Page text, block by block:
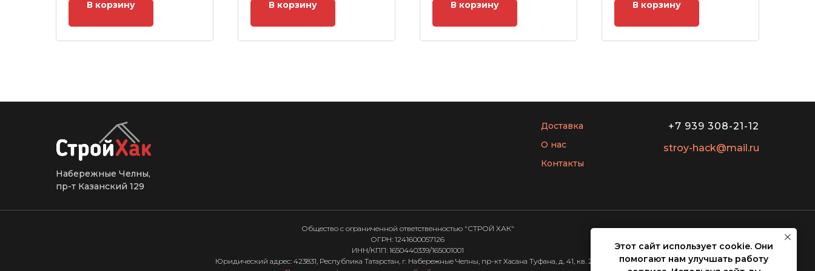
В корзину В корзину В корзину В корзину
Набережные Челны,
пр-т Казанский 129
Доставка
О нас
Контакты
+7 939 308-21-12
stroy-hack@mail.ru
Общество с ограниченной ответственностью "СТРОЙ ХАК"
ОГРН: 1241600057126
ИНН/КПП: 1650440339/165001001
Юридический адрес: 423831, Республика Татарстан, г. Набережные Челны, пр-кт Хасана Туфана, д. 41, кв. 263
Этот сайт использует cookie. Они
помогают нам улучшать работу